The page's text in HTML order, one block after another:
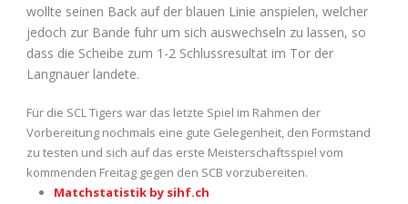
wollte seinen Back auf der blauen Linie anspielen, welcher
jedoch zur Bande fuhr um sich auswechseln zu lassen, so
dass die Scheibe zum 1-2 Schlussresultat im Tor der
Langnauer landete.
Für die SCL Tigers war das letzte Spiel im Rahmen der
Vorbereitung nochmals eine gute Gelegenheit, den Formstand
zu testen und sich auf das erste Meisterschaftsspiel vom
kommenden Freitag gegen den SCB vorzubereiten.
Matchstatistik by sihf.ch